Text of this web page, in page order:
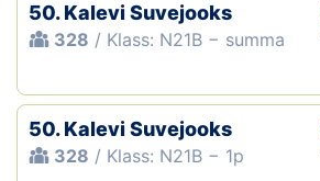
50. Kalevi Suvejooks
328 / Klass: N21B − summa
50. Kalevi Suvejooks
328 / Klass: N21B − 1p